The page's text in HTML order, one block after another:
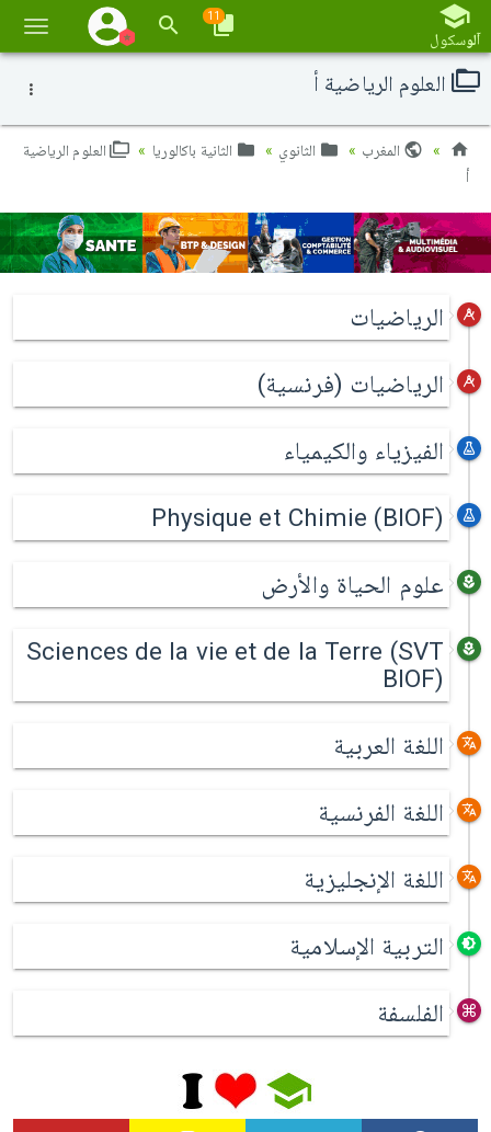
تبديل
آلوسكول
11
العلوم الرياضية أ
المغرب الثانوي الثانية باكالوريا
العلوم الرياضية
أ
الرياضيات
الرياضيات (فرنسية)
الفيزياء والكيمياء
Physique et Chimie (BIOF)
علوم الحياة والأرض
Sciences de la vie et de la Terre (SVT
BIOF)
اللغة العربية
اللغة الفرنسية
اللغة الإنجليزية
التربية الإسلامية
الفلسفة